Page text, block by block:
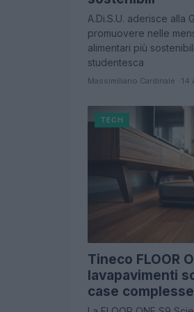
A.Di.S.U. aderisce
promuovere nelle
alimentari più
studentesca
Massimiliano Cardinale · 14
TECH
Tineco FLOOR
lavapavimenti
case complesse